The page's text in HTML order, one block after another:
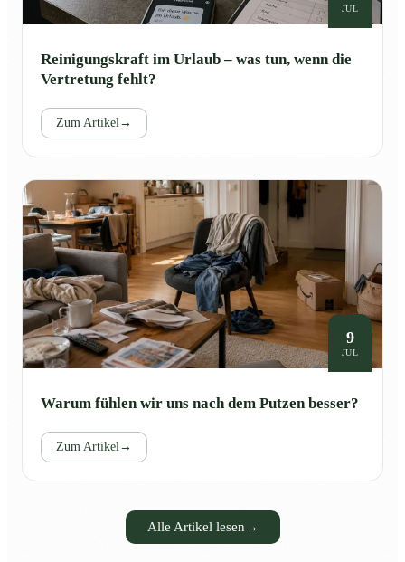
JUL
Reinigungskraft im Urlaub – was tun, wenn die
Vertretung fehlt?
Zum Artikel→
9
JUL
Warum fühlen wir uns nach dem Putzen besser?
Zum Artikel→
Alle Artikel lesen →